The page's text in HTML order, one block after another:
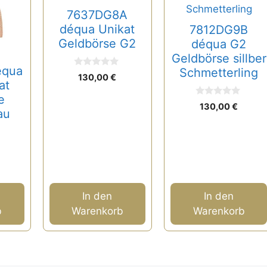
7637DG8A
déqua Unikat
Geldbörse G2
0130,00€
In den
Warenkorb
7812DG9B
déqua G2
Geldbörse sillber
Schmetterling
0130,00€
In den
Warenkorb